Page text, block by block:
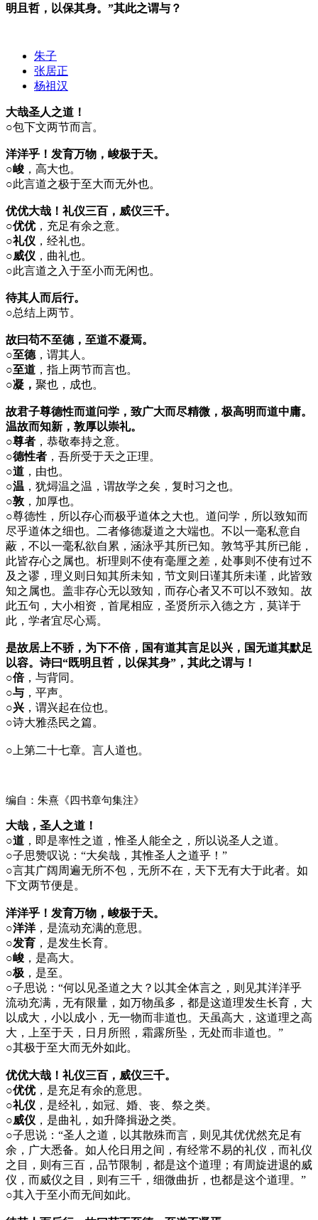
明且哲，以保其身。”其此之谓与？
朱子
张居正
杨祖汉
大哉圣人之道！
○包下文两节而言。
洋洋乎！发育万物，峻极于天。
○峻 ，高大也。
○此言道之极于至大而无外也。
优优大哉！礼仪三百，威仪三千。
○优优，充足有余之意。
○礼仪 ，经礼也。
○威仪 ，曲礼也。
○此言道之入于至小而无闲也。
待其人而后行。
○总结上两节。
故曰苟不至德，至道不凝焉。
○至德 ，谓其人。
○至道 ，指上两节而言也。
○凝， 聚也，成也。
故君子尊德性而道问学，致广大而尽精微，极高明而道中庸。
温故而知新，敦厚以崇礼。
○尊者 ，恭敬奉持之意。
○德性者 ，吾所受于天之正理。
○道 ，由也。
○温 ，犹燖温之温，谓故学之矣，复时习之也。
○敦 ，加厚也。
○尊德性，所以存心而极乎道体之大也。道问学，所以致知而
尽乎道体之细也。二者修德凝道之大端也。不以一毫私意自
蔽，不以一毫私欲自累，涵泳乎其所已知。敦笃乎其所已能，
此皆存心之属也。析理则不使有毫厘之差，处事则不使有过不
及之谬，理义则日知其所未知，节文则日谨其所未谨，此皆致
知之属也。盖非存心无以致知，而存心者又不可以不致知。故
此五句，大小相资，首尾相应，圣贤所示入德之方，莫详于
此，学者宜尽心焉。
是故居上不骄，为下不倍，国有道其言足以兴，国无道其默足
以容。诗曰“既明且哲，以保其身”，其此之谓与！
○倍，与背同。
○与 ，平声。
○兴 ，谓兴起在位也。
○诗大雅烝民之篇。
○ 上第二十七章。言人道也。
编自：朱熹《四书章句集注》
大哉，圣人之道！
○道 ，即是率性之道，惟圣人能全之，所以说圣人之道。
○子思赞叹说：“大矣哉，其惟圣人之道乎！”
○言其广阔周遍无所不包，无所不在，天下无有大于此者。如
下文两节便是。
洋洋乎！发育万物，峻极于天。
○洋洋，是流动充满的意思。
○发育 ，是发生长育。
○峻 ，是高大。
○极 ，是至。
○子思说：“何以见圣道之大？以其全体言之，则见其洋洋乎
流动充满，无有限量，如万物虽多，都是这道理发生长育，大
以成大，小以成小，无一物而非道也。天虽高大，这道理之高
大，上至于天，日月所照，霜露所坠，无处而非道也。”
○其极于至大而无外如此。
优优大哉！礼仪三百，威仪三千。
○优优，是充足有余的意思。
○礼仪 ，是经礼，如冠、婚、丧、祭之类。
○威仪 ，是曲礼，如升降揖逊之类。
○子思说：“圣人之道，以其散殊而言，则见其优优然充足有
余，广大悉备。如人伦日用之间，有经常不易的礼仪，而礼仪
之目，则有三百，品节限制，都是这个道理；有周旋进退的威
仪，而威仪之目，则有三千，细微曲折，也都是这个道理。”
○其入于至小而无间如此。